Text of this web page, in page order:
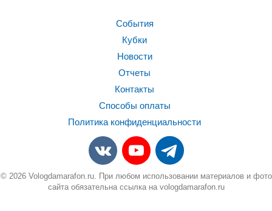
События
Кубки
Новости
Отчеты
Контакты
Способы оплаты
Политика конфиденциальности
© 2026 Vologdamarafon.ru. При любом использовании материалов и фото
сайта обязательна ссылка на vologdamarafon.ru